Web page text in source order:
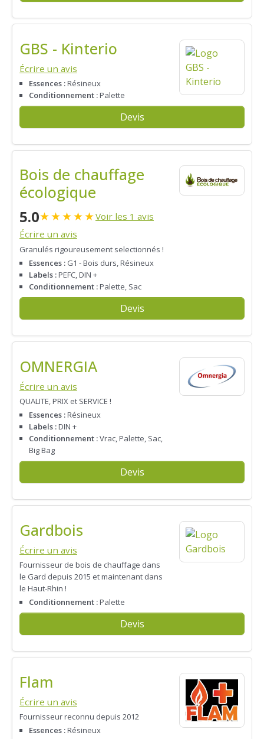
GBS - Kinterio
Écrire un avis
Essences :Résineux
Conditionnement :Palette
Devis
Bois de chauffage
écologique
5.0★★★★★Voir les 1 avis
Écrire un avis
Granulés rigoureusement selectionnés !
Essences : G1 - Bois durs, Résineux
Labels :PEFC, DIN +
Conditionnement :Palette, Sac
Devis
OMNERGIA
Écrire un avis
QUALITE, PRIX et SERVICE !
Essences :Résineux
Labels :DIN +
Conditionnement :Vrac, Palette, Sac,
Big Bag
Devis
Gardbois
Écrire un avis
Fournisseur de bois de chauffage dans
le Gard depuis 2015 et maintenant dans
le Haut-Rhin !
Conditionnement :Palette
Devis
Flam
Écrire un avis
Fournisseur reconnu depuis 2012
Essences :Résineux